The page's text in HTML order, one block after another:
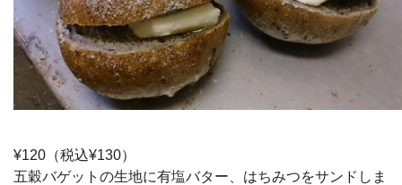
¥120（税込¥130）
五穀バゲットの生地に有塩バター、はちみつをサンドしま